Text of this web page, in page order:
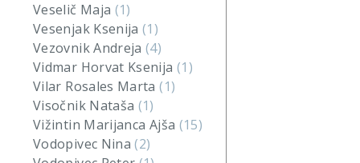
Veselič Maja (1)
Vesenjak Ksenija(1)
Vezovnik Andreja(4)
Vidmar Horvat Ksenija (1)
Vilar Rosales Marta(1)
Visočnik Nataša (1)
Vižintin Marijanca Ajša (15)
Vodopivec Nina(2)